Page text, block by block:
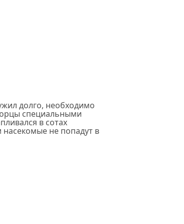
долго, необходимо
специальными
в сотах
не попадут в